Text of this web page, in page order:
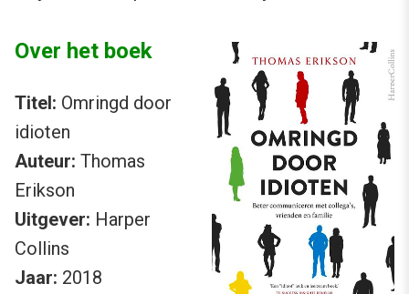
Over het boek
Titel: Omringd door
idioten
Auteur: Thomas
Erikson
Uitgever: Harper
Collins
Jaar: 2018